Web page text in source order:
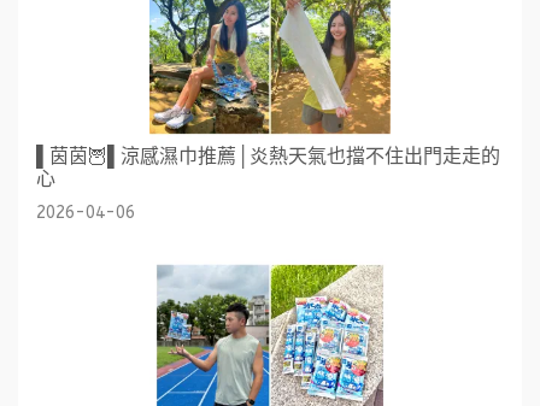
▌茵茵🦉▌涼感濕巾推薦│炎熱天氣也擋不住出門走走的
心
2026-04-06